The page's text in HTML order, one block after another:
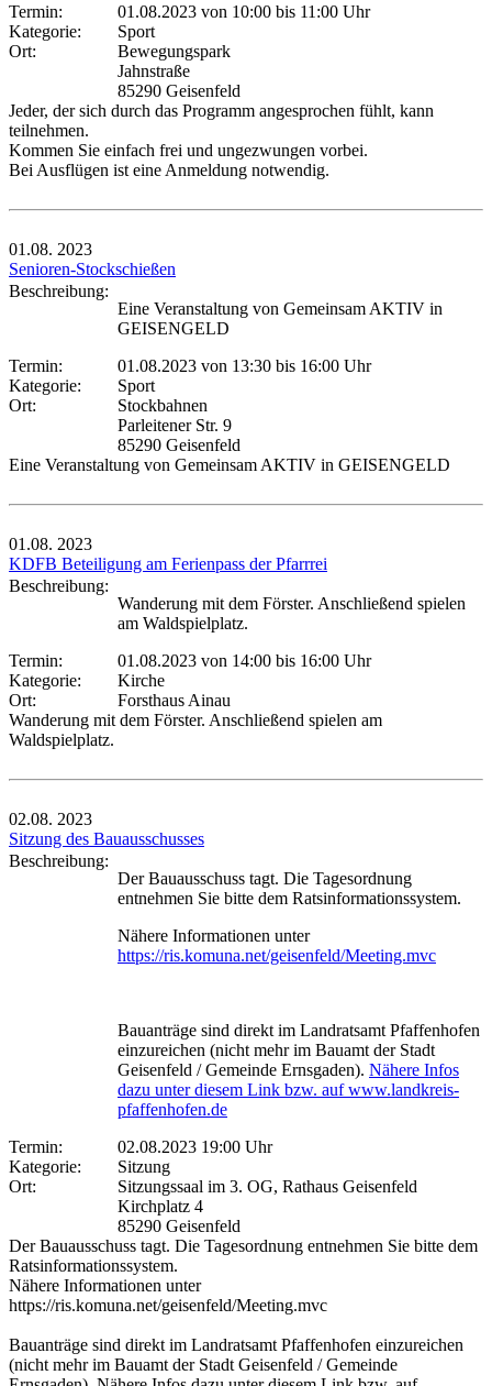
Termin:
01.08.2023 von 10:00 bis 11:00 Uhr
Kategorie:
Sport
Ort:
Bewegungspark
Jahnstraße
85290 Geisenfeld
Jeder, der sich durch das Programm angesprochen fühlt, kann
teilnehmen.
Kommen Sie einfach frei und ungezwungen vorbei.
Bei Ausflügen ist eine Anmeldung notwendig.
01.08. 2023
Senioren-Stockschießen
Beschreibung:
Eine Veranstaltung von Gemeinsam AKTIV in
GEISENGELD
Termin:
01.08.2023 von 13:30 bis 16:00 Uhr
Kategorie:
Sport
Ort:
Stockbahnen
Parleitener Str. 9
85290 Geisenfeld
Eine Veranstaltung von Gemeinsam AKTIV in GEISENGELD
01.08. 2023
KDFB Beteiligung am Ferienpass der Pfarrrei
Beschreibung:
Wanderung mit dem Förster. Anschließend spielen
am Waldspielplatz.
Termin:
01.08.2023 von 14:00 bis 16:00 Uhr
Kategorie:
Kirche
Ort:
Forsthaus Ainau
Wanderung mit dem Förster. Anschließend spielen am
Waldspielplatz.
02.08. 2023
Sitzung des Bauausschusses
Beschreibung:
Der Bauausschuss tagt. Die Tagesordnung
entnehmen Sie bitte dem Ratsinformationssystem.
Nähere Informationen unter
https://ris.komuna.net/geisenfeld/Meeting.mvc
Bauanträge sind direkt im Landratsamt Pfaffenhofen
einzureichen (nicht mehr im Bauamt der Stadt
Geisenfeld / Gemeinde Ernsgaden). Nähere Infos
dazu unter diesem Link bzw. auf www.landkreis-
pfaffenhofen.de
Termin:
02.08.2023 19:00 Uhr
Kategorie:
Sitzung
Ort:
Sitzungssaal im 3. OG, Rathaus Geisenfeld
Kirchplatz 4
85290 Geisenfeld
Der Bauausschuss tagt. Die Tagesordnung entnehmen Sie bitte dem
Ratsinformationssystem.
Nähere Informationen unter
https://ris.komuna.net/geisenfeld/Meeting.mvc
Bauanträge sind direkt im Landratsamt Pfaffenhofen einzureichen
(nicht mehr im Bauamt der Stadt Geisenfeld / Gemeinde